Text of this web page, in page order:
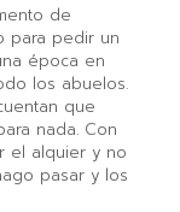
de
para pedir un
época en
los abuelos.
que
nada. Con
el alquier y no
pasar y los